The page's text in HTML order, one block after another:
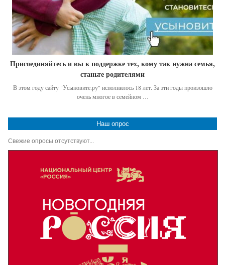
Присоединяйтесь и вы к поддержке тех, кому так нужна семья,
станьте родителями
В этом году сайту "Усыновите.ру" исполнилось 18 лет. За эти годы произошло
очень многое в семейном …
Наш опрос
Свежие опросы отсутствуют...